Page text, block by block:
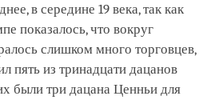
в середине 19 века, так как
показалось, что вокруг
слишком много торговцев,
пять из тринадцати дацанов
были три дацана Ценньи для